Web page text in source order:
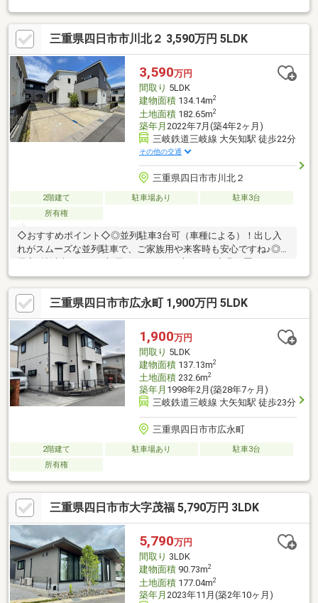
「東垂坂中」停まで徒歩約2分◆照明器具付き♪◆居室や廊下に収
納が充実◆ドラックストアまで徒歩約4分と便利※写真をクリック
すると、詳細をご覧いただけます。＝＝＝＝＝＝＝＝＝＝＝＝＝
＝＝＝＝＝＝＝＝＝＝＝＝《お問合せからすぐご案内！》見るだ
けOK、聞くだけOK。実際に現地を体感してみてください。＝＝
＝＝＝＝＝＝＝＝＝＝＝＝＝＝＝＝＝＝＝＝＝＝＝
三重県四日市市川北２ 3,590万円 5LDK
3,590万円
間取り 5LDK
建物面積134.14m2
土地面積182.65m2
築年月 2022年7月(築4年2ヶ月)
三岐鉄道三岐線 大矢知駅 徒歩22分
その他の交通
三重県四日市市川北２
2階建て 駐車場あり
駐車3台
所有権
◇おすすめポイント◇◎並列駐車3台可（車種による）！出し入
れがスムーズな並列駐車で、ご家族用や来客時も安心ですね♪◎全
ったり寛げますね♪◇周辺環境◇車での移動が便利なエリアです
♪・マックスバリュまで徒歩15分(約1200m)・F☆MARTまで徒歩
18分(約1400m)・セブンイレブンまで徒歩9分(約700m)・クスリの
アオキまで徒歩11分(約850m)・三十三銀行まで徒歩15分(約
1200m)・四日市大矢知郵便局まで徒歩18分(約1400m)・たいすい
ノース保育園まで徒歩9分(約650m)
三重県四日市市広永町 1,900万円 5LDK
1,900万円
間取り 5LDK
建物面積137.13m2
土地面積232.6m2
築年月 1998年2月(築28年7ヶ月)
三岐鉄道三岐線 大矢知駅 徒歩23分
三重県四日市市広永町
2階建て 駐車場あり
駐車3台
所有権
三重県四日市市大字茂福 5,790万円 3LDK
5,790万円
間取り 3LDK
建物面積90.73m2
土地面積177.04m2
築年月 2023年11月(築2年10ヶ月)